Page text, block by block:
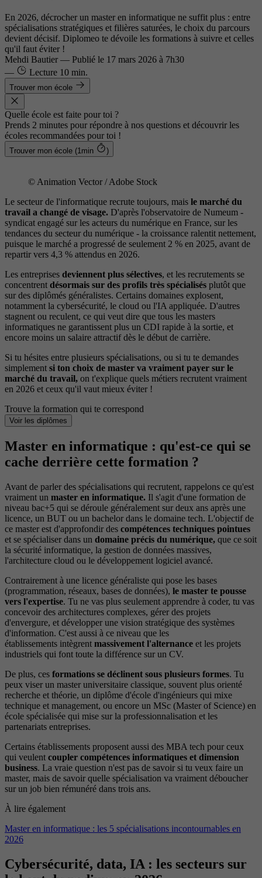
En 2026, décrocher un master en informatique ne suffit plus : entre
spécialisations stratégiques et filières saturées, le choix du parcours
devient décisif. Diplomeo te dévoile les formations à suivre et celles
qu'il faut éviter !
Mehdi Bautier — Publié le 17 mars 2026 à 7h30
—
Lecture 10 min.
Trouver mon école
Quelle école est faite pour toi ?
Prends 2 minutes pour répondre à nos questions et découvrir les
écoles recommandées pour toi !
Trouver mon école (1min )
© Animation Vector / Adobe Stock
Le secteur de l'informatique recrute toujours, mais le marché du
travail a changé de visage. D'après l'observatoire de Numeum -
syndicat engagé sur les acteurs du numérique en France, sur les
tendances du secteur du numérique - la croissance ralentit nettement,
puisque le marché a progressé de seulement 2 % en 2025, avant de
repartir vers 4,3 % attendus en 2026.
Les entreprises deviennent plus sélectives, et les recrutements se
concentrent désormais sur des profils très spécialisés plutôt que
sur des diplômés généralistes. Certains domaines explosent,
notamment la cybersécurité, le cloud ou l'IA appliquée. D'autres
stagnent ou reculent, ce qui veut dire que tous les masters
informatiques ne garantissent plus un CDI rapide à la sortie, et
encore moins un salaire attractif dès le début de carrière.
Si tu hésites entre plusieurs spécialisations, ou si tu te demandes
simplement si ton choix de master va vraiment payer sur le
marché du travail, on t'explique quels métiers recrutent vraiment
en 2026 et ceux qu'il vaut mieux éviter !
Trouve la formation qui te correspond
Voir les diplômes
Master en informatique : qu'est-ce qui se
cache derrière cette formation ?
Avant de parler des spécialisations qui recrutent, rappelons ce qu'est
vraiment un master en informatique. Il s'agit d'une formation de
niveau bac+5 qui se déroule généralement sur deux ans après une
licence, un BUT ou un bachelor dans le domaine tech. L'objectif de
ce master est d'approfondir des compétences techniques pointues
et se spécialiser dans un domaine précis du numérique, que ce soit
la sécurité informatique, la gestion de données massives,
l'architecture cloud ou le développement logiciel avancé.
Contrairement à une licence généraliste qui pose les bases
(programmation, réseaux, bases de données), le master te pousse
vers l'expertise. Tu ne vas plus seulement apprendre à coder, tu vas
concevoir des architectures complexes, gérer des projets
d'envergure, et développer une vision stratégique des systèmes
d'information. C'est aussi à ce niveau que les
établissements intègrent massivement l'alternance et les projets
industriels qui font toute la différence sur un CV.
De plus, ces formations se déclinent sous plusieurs formes. Tu
peux viser un master universitaire classique, souvent plus orienté
recherche et théorie, un diplôme d'école d'ingénieurs qui mixe
technique et management, ou encore un MSc (Master of Science) en
école spécialisée qui mise sur la professionnalisation et les
partenariats entreprises.
Certains établissements proposent aussi des MBA tech pour ceux
qui veulent coupler compétences informatiques et dimension
business. La vraie question n'est pas de savoir si tu veux faire un
master, mais de savoir quelle spécialisation va vraiment déboucher
sur un job bien rémunéré dans trois ans.
À lire également
Master en informatique : les 5 spécialisations incontournables en
2026
Cybersécurité, data, IA : les secteurs sur